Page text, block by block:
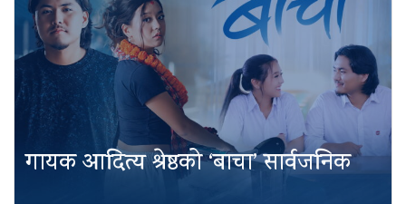
गायक आदित्य श्रेष्ठको ‘बाचा’ सार्वजनिक